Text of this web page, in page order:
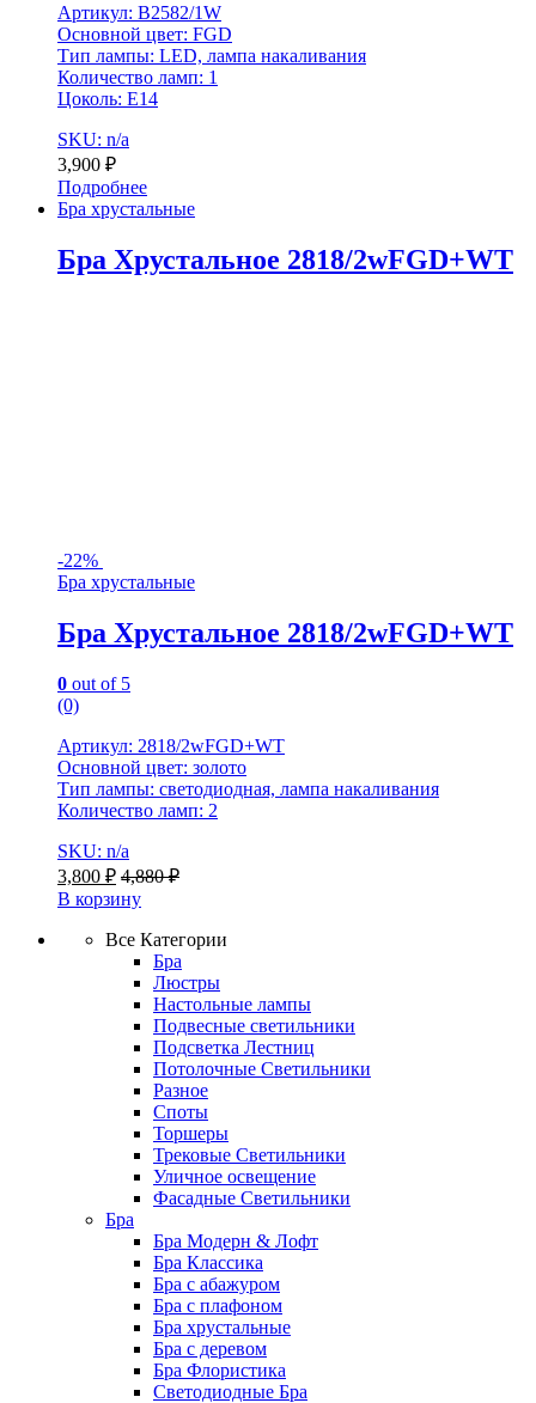
Артикул: B2582/1W
Основной цвет: FGD
Тип лампы: LED, лампа накаливания
Количество ламп: 1
Цоколь: Е14
SKU: n/a
3,900 ₽
Подробнее
Бра хрустальные
Бра Хрустальное 2818/2wFGD+WT
-22%
Бра хрустальные
Бра Хрустальное 2818/2wFGD+WT
0 out of 5
(0)
Артикул: 2818/2wFGD+WT
Основной цвет: золото
Тип лампы: светодиодная, лампа накаливания
Количество ламп: 2
SKU: n/a
3,800 ₽ 4,880₽
В корзину
Все Категории
Бра
Люстры
Настольные лампы
Подвесные светильники
Подсветка Лестниц
Потолочные Светильники
Разное
Споты
Торшеры
Трековые Светильники
Уличное освещение
Фасадные Светильники
Бра
Бра Модерн & Лофт
Бра Классика
Бра с абажуром
Бра с плафоном
Бра хрустальные
Бра с деревом
Бра Флористика
Светодиодные Бра